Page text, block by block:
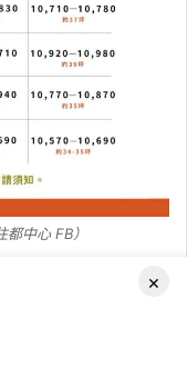
中心 FB）
申請文件有
×